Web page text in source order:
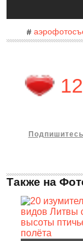
#
12
Также на